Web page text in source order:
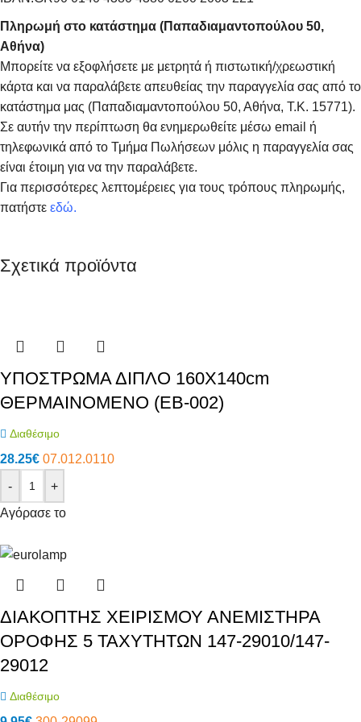
Πληρωμή στο κατάστημα (Παπαδιαμαντοπούλου 50,
Αθήνα)
Μπορείτε να εξοφλήσετε με μετρητά ή πιστωτική/χρεωστική
κάρτα και να παραλάβετε απευθείας την παραγγελία σας από το
κατάστημα μας (Παπαδιαμαντοπούλου 50, Αθήνα, Τ.Κ. 15771).
Σε αυτήν την περίπτωση θα ενημερωθείτε μέσω email ή
τηλεφωνικά από το Τμήμα Πωλήσεων μόλις η παραγγελία σας
είναι έτοιμη για να την παραλάβετε.
Για περισσότερες λεπτομέρειες για τους τρόπους πληρωμής,
πατήστε εδώ.
Σχετικά προϊόντα
ΥΠΟΣΤΡΩΜΑ ΔΙΠΛΟ 160Χ140cm
ΘΕΡΜΑΙΝΟΜΕΝΟ (EB-002)
Διαθέσιμο
28.25€ 07.012.0110
-
+
Αγόρασε το
ΔΙΑΚΟΠΤΗΣ ΧΕΙΡΙΣΜΟΥ ΑΝΕΜΙΣΤΗΡΑ
ΟΡΟΦΗΣ 5 ΤΑΧΥΤΗΤΩΝ 147-29010/147-
29012
Διαθέσιμο